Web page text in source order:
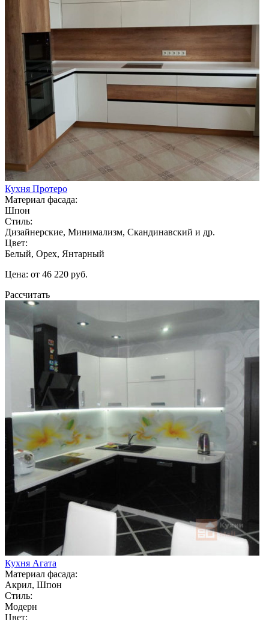
Кухня Протеро
Материал фасада:
Шпон
Стиль:
Дизайнерские, Минимализм, Скандинавский и др.
Цвет:
Белый, Орех, Янтарный
Цена: от 46 220 руб.
Рассчитать
Кухня Агата
Материал фасада:
Акрил, Шпон
Стиль:
Модерн
Цвет: